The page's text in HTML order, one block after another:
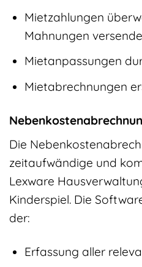
Mietzahlungen
Mahnungen
Mietanpassungen
Mietabrechnungen
Die
zeitaufwändige und
Lexware
Kinderspiel. Die
der:
Erfassung aller